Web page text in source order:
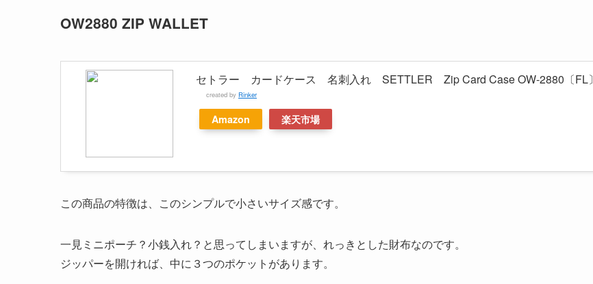
OW2880 ZIP WALLET
セトラー カードケース 名刺入れ SETTLER Zip Card Case OW-2880〔FL〕
created by Rinker
Amazon 楽天市場
この商品の特徴は、このシンプルで小さいサイズ感です。
一見ミニポーチ？小銭入れ？と思ってしまいますが、れっきとした財布なのです。
ジッパーを開ければ、中に３つのポケットがあります。